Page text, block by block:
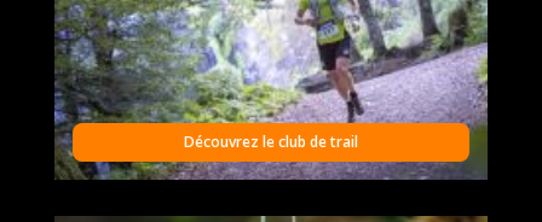
Découvrez le club de trail